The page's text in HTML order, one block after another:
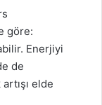
göre:
Enerjiyi
de
elde